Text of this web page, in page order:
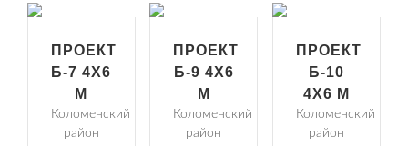
ПРОЕКТ
Б-7 4Х6
М
Коломенский
район
ПРОЕКТ
Б-9 4Х6
М
Коломенский
район
ПРОЕКТ
Б-10
4Х6 М
Коломенский
район